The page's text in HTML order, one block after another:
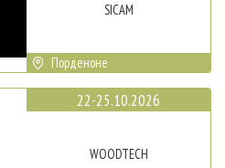
SICAM
Порденоне
22-25.10.2026
WOODTECH